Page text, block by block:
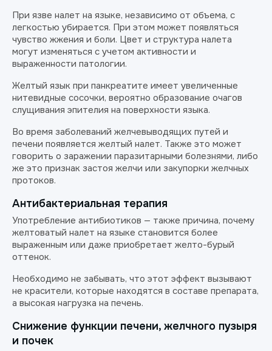
При язве налет на языке, независимо от объема, с
легкостью убирается. При этом может появляться
чувство жжения и боли. Цвет и структура налета
могут изменяться с учетом активности и
выраженности патологии.
Желтый язык при панкреатите имеет увеличенные
нитевидные сосочки, вероятно образование очагов
слущивания эпителия на поверхности языка.
Во время заболеваний желчевыводящих путей и
печени появляется желтый налет. Также это может
говорить о заражении паразитарными болезнями, либо
же это признак застоя желчи или закупорки желчных
протоков.
Антибактериальная терапия
Употребление антибиотиков — также причина, почему
желтоватый налет на языке становится более
выраженным или даже приобретает желто-бурый
оттенок.
Необходимо не забывать, что этот эффект вызывают
не красители, которые находятся в составе препарата,
а высокая нагрузка на печень.
Снижение функции печени, желчного пузыря
и почек